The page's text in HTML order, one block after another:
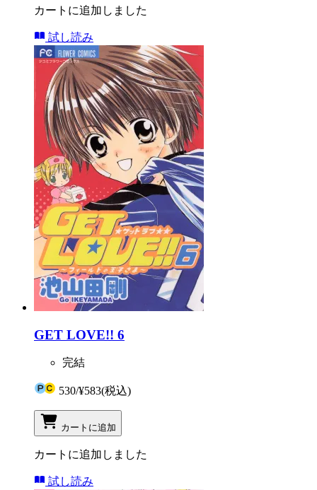
カートに追加しました
試し読み
GET LOVE!! 6
完結
530/¥583(税込)
カートに追加
カートに追加しました
試し読み